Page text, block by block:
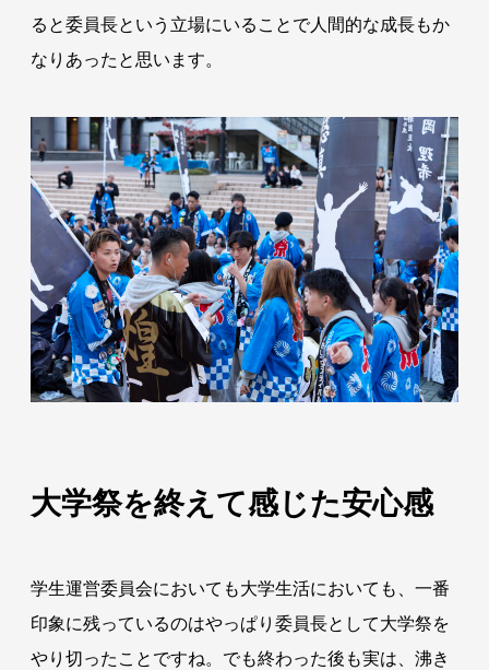
ると委員長という立場にいることで人間的な成長もか
なりあったと思います。
大学祭を終えて感じた安心感
学生運営委員会においても大学生活においても、一番
印象に残っているのはやっぱり委員長として大学祭を
やり切ったことですね。でも終わった後も実は、沸き